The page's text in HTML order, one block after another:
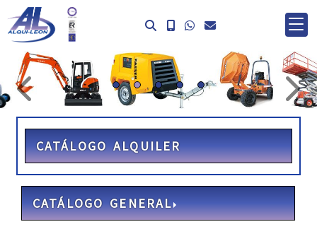
prev
CATÁLOGO ALQUILER
CATÁLOGO GENERAL